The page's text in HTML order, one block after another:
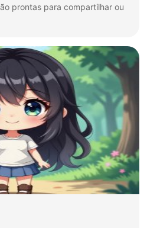
prontas para compartilhar ou